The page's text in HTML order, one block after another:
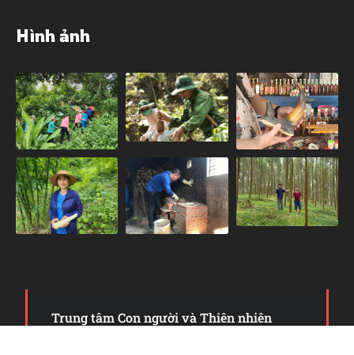
Hình ảnh
Trung tâm Con người và Thiên nhiên